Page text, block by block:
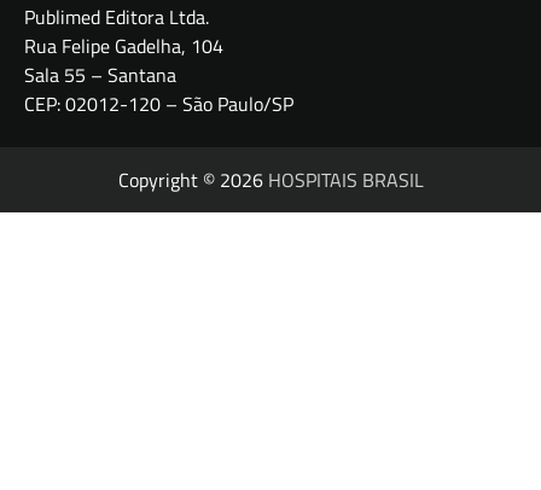
Publimed Editora Ltda.
Rua Felipe Gadelha, 104
Sala 55 – Santana
CEP: 02012-120 – São Paulo/SP
Copyright © 2026 HOSPITAIS BRASIL